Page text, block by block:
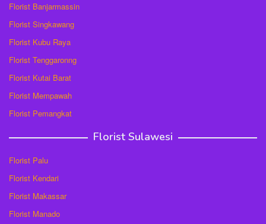
Florist Banjarmassin
Florist Singkawang
Florist Kubu Raya
Florist Tenggaronng
Florist Kutai Barat
Florist Mempawah
Florist Pemangkat
Florist Sulawesi
Florist Palu
Florist Kendari
Florist Makassar
Florist Manado